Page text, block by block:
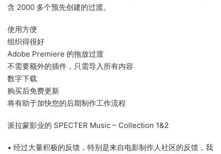
含 2000 多个预先创建的过渡。
使用方便
组织得很好
Adobe Premiere 的拖放过渡
不需要额外的插件，只需导入所有内容
数字下载
购买后免费更新
将有助于加快您的后期制作工作流程
派拉蒙影业的 SPECTER Music – Collection 1&2
• 经过大量积极的反馈，特别是来自电影制作人社区的反馈，我